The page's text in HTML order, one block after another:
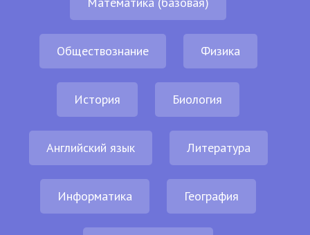
Обществознание Физика
История Биология
Английский язык Литература
Информатика География